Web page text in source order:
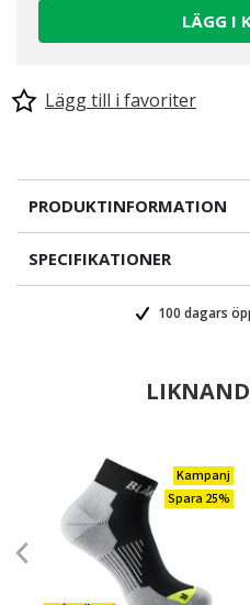
LÄGG I
Lägg till i favoriter
PRODUKTINFORMATION
SPECIFIKATIONER
100 dagars
Kampanj
Spara 25%